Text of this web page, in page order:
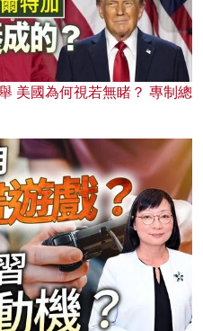
美國為何視若無睹？ 專制總